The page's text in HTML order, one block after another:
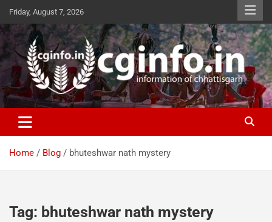
content
Friday, August 7, 2026
cginfo.in
information of Chhattisgarh
Home Blog bhuteshwar nath mystery
Tag: bhuteshwar nath mystery